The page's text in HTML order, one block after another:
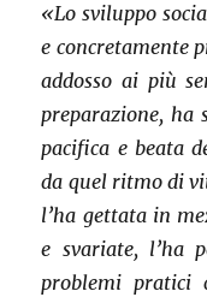
«Lo sviluppo
e concretamente
addosso ai più
preparazione, ha
pacifica e beata
da quel ritmo di
l’ha gettata in
e svariate, l’ha
problemi pratici